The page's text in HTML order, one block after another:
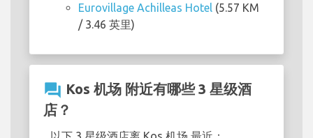
Eurovillage Achilleas Hotel (5.57 KM
/ 3.46 英里)
question_answer Kos 机场 附近有哪些 3 星级酒
店？